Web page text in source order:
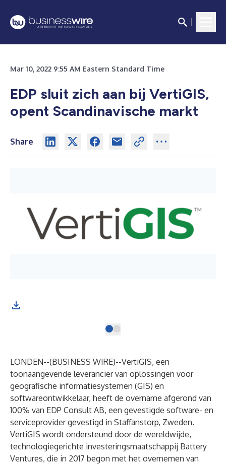
Mar 10, 2022 9:55 AM Eastern Standard Time
EDP sluit zich aan bij VertiGIS,
opent Scandinavische markt
Share
LONDEN--(BUSINESS WIRE)--VertiGIS, een
toonaangevende leverancier van oplossingen voor
geografische informatiesystemen (GIS) en
softwareontwikkelaar, heeft de overname afgerond van
100% van EDP Consult AB, een gevestigde software- en
serviceprovider gevestigd in Staffanstorp, Zweden.
VertiGIS wordt ondersteund door de wereldwijde,
technologiegerichte investeringsmaatschappij Battery
Ventures, die in 2017 begon met het overnemen van